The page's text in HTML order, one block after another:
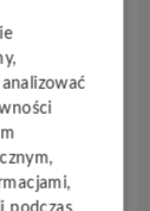
Otwarta
stworzy